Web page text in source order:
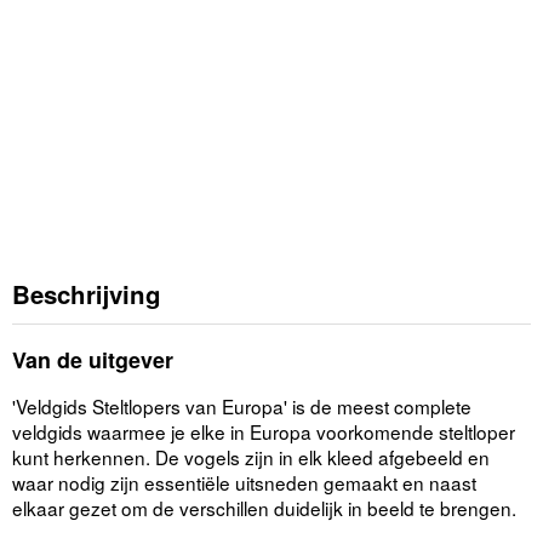
Beschrijving
Van de uitgever
'Veldgids Steltlopers van Europa' is de meest complete
veldgids waarmee je elke in Europa voorkomende steltloper
kunt herkennen. De vogels zijn in elk kleed afgebeeld en
waar nodig zijn essentiële uitsneden gemaakt en naast
elkaar gezet om de verschillen duidelijk in beeld te brengen.